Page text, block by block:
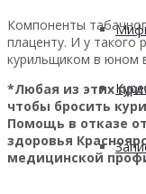
Компоненты
плаценту. И у такого
курильщиком в юном
*Любая из этих
чтобы бросить
Помощь в отказе
здоровья
медицинской